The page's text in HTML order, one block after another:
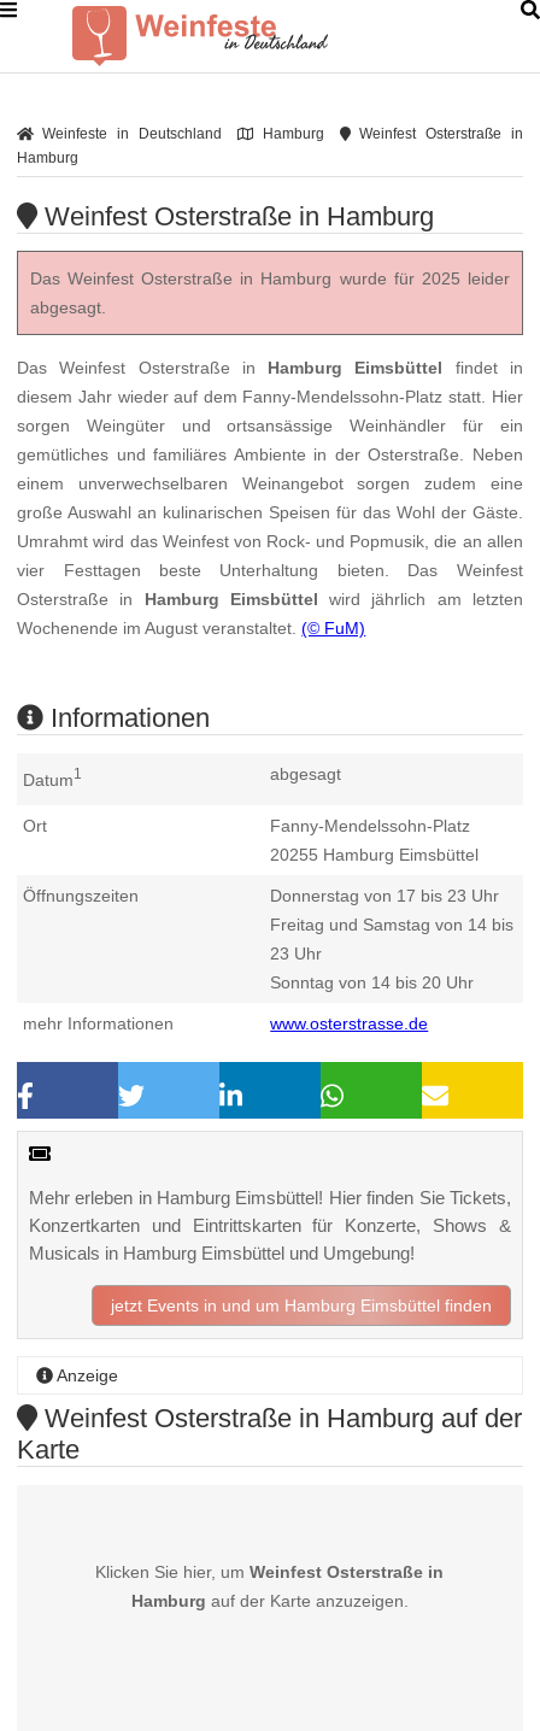
Weinfeste in Deutschland Hamburg
Weinfest Osterstraße in
Hamburg
Weinfest Osterstraße in Hamburg
Das Weinfest Osterstraße in Hamburg wurde für 2025 leider
abgesagt.
Das Weinfest Osterstraße in Hamburg Eimsbüttel findet in
diesem Jahr wieder auf dem Fanny-Mendelssohn-Platz statt. Hier
sorgen Weingüter und ortsansässige Weinhändler für ein
gemütliches und familiäres Ambiente in der Osterstraße. Neben
einem unverwechselbaren Weinangebot sorgen zudem eine
große Auswahl an kulinarischen Speisen für das Wohl der Gäste.
Umrahmt wird das Weinfest von Rock- und Popmusik, die an allen
vier Festtagen beste Unterhaltung bieten. Das Weinfest
Osterstraße in Hamburg Eimsbüttel wird jährlich am letzten
Wochenende im August veranstaltet.(© FuM)
Informationen
Datum1 abgesagt
Ort
Fanny-Mendelssohn-Platz
20255 Hamburg Eimsbüttel
Öffnungszeiten
Donnerstag von 17 bis 23 Uhr
Freitag und Samstag von 14 bis
23 Uhr
Sonntag von 14 bis 20 Uhr
mehr Informationen www.osterstrasse.de
Mehr erleben in Hamburg Eimsbüttel! Hier finden Sie Tickets,
Konzertkarten und Eintrittskarten für Konzerte, Shows &
Musicals in Hamburg Eimsbüttel und Umgebung!
jetzt Events in und um Hamburg Eimsbüttel finden
Anzeige
Weinfest Osterstraße in Hamburg auf der
Karte
Klicken Sie hier, umWeinfest Osterstraße in
Hamburg auf der Karte anzuzeigen.